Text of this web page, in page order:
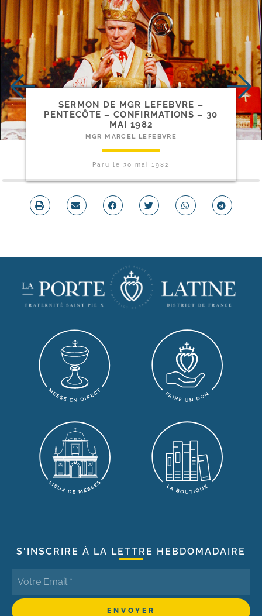
SERMON DE MGR LEFEBVRE –
PENTECÔTE – CONFIRMATIONS – 30
MAI 1982
MGR MARCEL LEFEBVRE
Paru le30 mai 1982
S'INSCRIRE À LA LETTRE HEBDOMADAIRE